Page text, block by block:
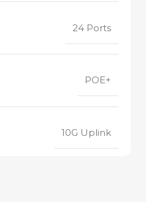
24 Ports
POE+
10G Uplink